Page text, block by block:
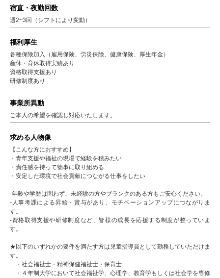
宿直・夜勤回数
週2~3回（シフトにより変動）
福利厚生
各種保険加入（雇用保険、労災保険、健康保険、厚生年金）
産休・育休取得実績あり
資格取得支援あり
研修制度あり
事業所異動
ご本人の希望を確認し対応いたします。
求める人物像
【こんな方におすすめ】
・青年支援や福祉の現場で経験を積みたい
・責任感を持って物事に取り組める
・安定した環境で社会貢献につながる仕事をしたい
-年齢や学歴は問わず、未経験の方やブランクのある方もご安心ください。
-人事考課による昇給・賞与があり、モチベーションアップにつながりま
す。
-資格取得支援や研修制度など、皆様の成長を応援する制度が整っていま
す。
★以下のいずれかの要件を満たす方は児童指導員として勤務していただけま
す。
・社会福祉士・精神保健福祉士・保育士
・４年制大学において社会福祉学、心理学、教育学もしくは社会学を専修